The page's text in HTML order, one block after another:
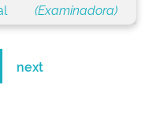
(Examinadora)
next